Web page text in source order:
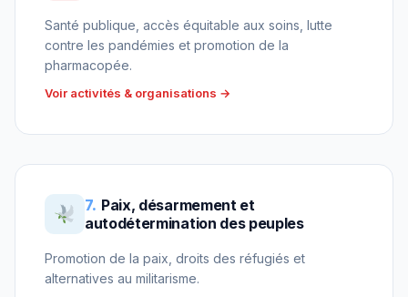
Santé publique, accès équitable aux soins, lutte
contre les pandémies et promotion de la
pharmacopée.
Voir activités & organisations →
7. Paix, désarmement et
autodétermination des peuples
Promotion de la paix, droits des réfugiés et
alternatives au militarisme.